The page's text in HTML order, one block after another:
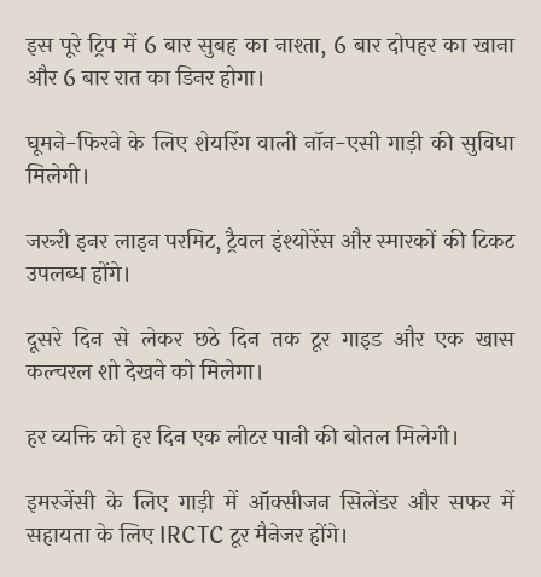
इस पूरे ट्रिप में 6 बार सुबह का नाश्ता, 6 बार दोपहर का खाना
और 6 बार रात का डिनर होगा।
घूमने-फिरने के लिए शेयरिंग वाली नॉन-एसी गाड़ी की सुविधा
मिलेगी।
जरूरी इनर लाइन परमिट, ट्रैवल इंश्योरेंस और स्मारकों की टिकट
उपलब्ध होंगे।
दूसरे दिन से लेकर छठे दिन तक टूर गाइड और एक खास
कल्चरल शो देखने को मिलेगा।
हर व्यक्ति को हर दिन एक लीटर पानी की बोतल मिलेगी।
इमरजेंसी के लिए गाड़ी में ऑक्सीजन सिलेंडर और सफर में
सहायता के लिए IRCTC टूर मैनेजर होंगे।